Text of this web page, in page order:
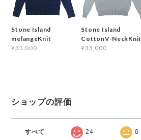
Stone Island
melangeKnit
¥33,000
Stone Island
CottonV-NeckKnit
¥33,000
ショップの評価
すべて 24 0